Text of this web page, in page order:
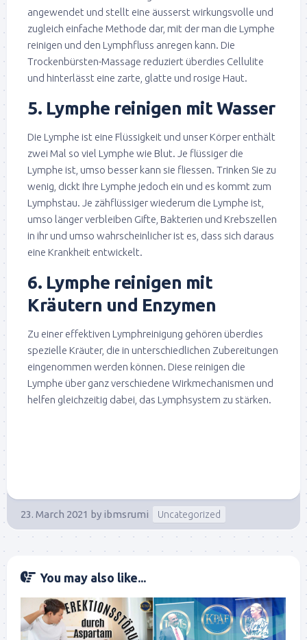
angewendet und stellt eine äusserst wirkungsvolle und
zugleich einfache Methode dar, mit der man die Lymphe
reinigen und den Lymphfluss anregen kann. Die
Trockenbürsten-Massage reduziert überdies Cellulite
und hinterlässt eine zarte, glatte und rosige Haut.
5. Lymphe reinigen mit Wasser
Die Lymphe ist eine Flüssigkeit und unser Körper enthält
zwei Mal so viel Lymphe wie Blut. Je flüssiger die
Lymphe ist, umso besser kann sie fliessen. Trinken Sie zu
wenig, dickt Ihre Lymphe jedoch ein und es kommt zum
Lymphstau. Je zähflüssiger wiederum die Lymphe ist,
umso länger verbleiben Gifte, Bakterien und Krebszellen
in ihr und umso wahrscheinlicher ist es, dass sich daraus
eine Krankheit entwickelt.
6. Lymphe reinigen mit
Kräutern und Enzymen
Zu einer effektiven Lymphreinigung gehören überdies
spezielle Kräuter, die in unterschiedlichen Zubereitungen
eingenommen werden können. Diese reinigen die
Lymphe über ganz verschiedene Wirkmechanismen und
helfen gleichzeitig dabei, das Lymphsystem zu stärken.
23. March 2021 by ibmsrumi Uncategorized
You may also like...